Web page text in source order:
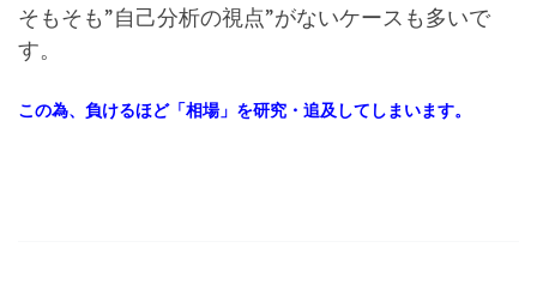
そもそも”自己分析の視点”がないケースも多いで
す。
この為、負けるほど「相場」を研究・追及してしまいます。